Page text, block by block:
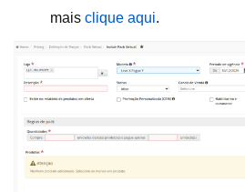
mais clique aqui.